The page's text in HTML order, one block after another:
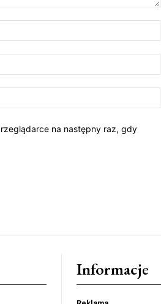
na następny raz, gdy
Informacje